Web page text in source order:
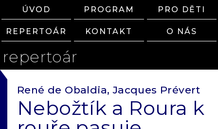
ÚVOD PROGRAM PRO DĚTI
REPERTOÁR KONTAKT O NÁS
repertoár
René de Obaldia, Jacques Prévert
Nebožtík a Roura k